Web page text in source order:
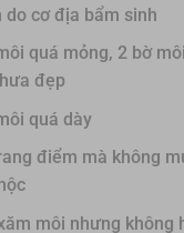
cơ địa bẩm sinh
quá mỏng, 2 bờ
đẹp
quá dày
điểm mà không
môi nhưng không